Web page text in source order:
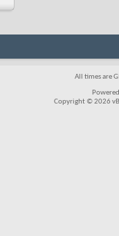
All times are
Copyright © 2026